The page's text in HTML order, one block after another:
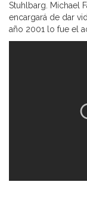
Stuhlbarg. Michael
encargará de dar
año 2001 lo fue el